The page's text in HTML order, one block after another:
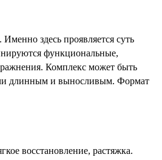
здесь проявляется суть
функциональные,
Комплекс может быть
длинным и выносливым. Формат
восстановление, растяжка.